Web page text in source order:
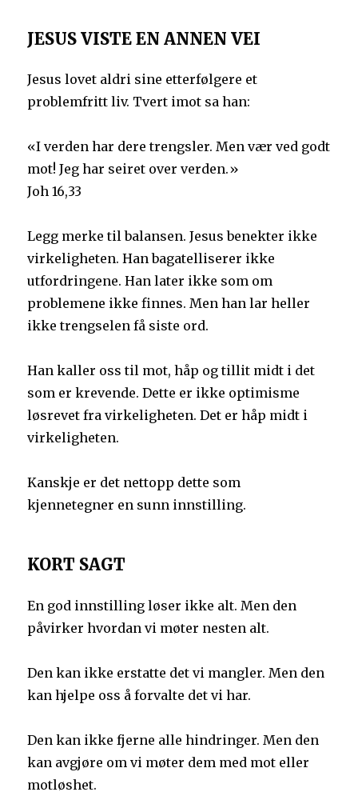
JESUS VISTE EN ANNEN VEI
Jesus lovet aldri sine etterfølgere et
problemfritt liv. Tvert imot sa han:
«I verden har dere trengsler. Men vær ved godt
mot! Jeg har seiret over verden.»
Joh 16,33
Legg merke til balansen. Jesus benekter ikke
virkeligheten. Han bagatelliserer ikke
utfordringene. Han later ikke som om
problemene ikke finnes. Men han lar heller
ikke trengselen få siste ord.
Han kaller oss til mot, håp og tillit midt i det
som er krevende. Dette er ikke optimisme
løsrevet fra virkeligheten. Det er håp midt i
virkeligheten.
Kanskje er det nettopp dette som
kjennetegner en sunn innstilling.
KORT SAGT
En god innstilling løser ikke alt. Men den
påvirker hvordan vi møter nesten alt.
Den kan ikke erstatte det vi mangler. Men den
kan hjelpe oss å forvalte det vi har.
Den kan ikke fjerne alle hindringer. Men den
kan avgjøre om vi møter dem med mot eller
motløshet.